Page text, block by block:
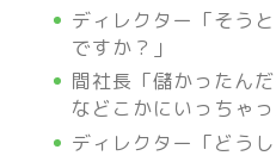
ディレクター「そう
ですか？」
間社長「儲かったん
などこかにいっちゃっ
ディレクター「どうし